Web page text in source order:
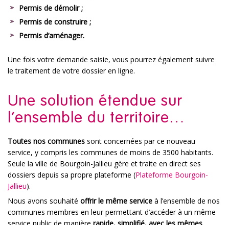
Permis de démolir ;
Permis de construire ;
Permis d’aménager.
Une fois votre demande saisie, vous pourrez également suivre
le traitement de votre dossier en ligne.
Une solution étendue sur
l’ensemble du territoire…
Toutes nos communes sont concernées par ce nouveau
service, y compris les communes de moins de 3500 habitants.
Seule la ville de Bourgoin-Jallieu gère et traite en direct ses
dossiers depuis sa propre plateforme (Plateforme Bourgoin-
Jallieu).
Nous avons souhaité offrir le même service à l’ensemble de nos
communes membres en leur permettant d’accéder à un même